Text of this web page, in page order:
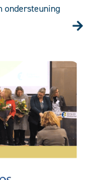
ondersteuning